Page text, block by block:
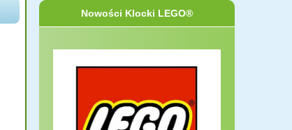
Nowości Klocki LEGO®